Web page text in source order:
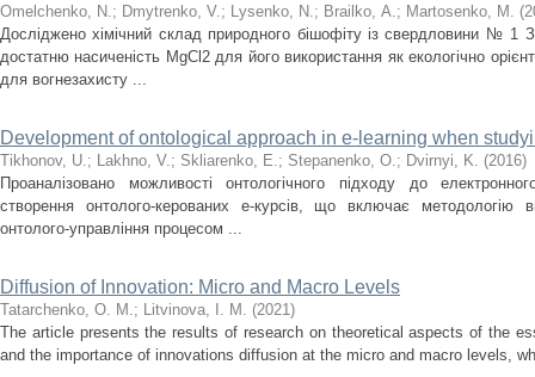
Omelchenko, N.; Dmytrenko, V.; Lysenko, N.; Brailko, А.; Martosenko, М. (
Досліджено хімічний склад природного бішофіту із свердловини № 1
достатню насиченість МgСl2 для його використання як екологічно
для вогнезахисту ...
Development of ontological approach in e-learning when
Tikhonov, U.; Lakhno, V.; Skliarenko, E.; Stepanenko, O.; Dvirnyi, K. (2016)
Проаналізовано можливості онтологічного підходу до
створення онтолого-керованих е-курсів, що включає методологію
онтолого-управління процесом ...
Diffusion of Innovation: Micro and Macro Levels
Tatarchenko, O. M.; Litvinova, I. M. (2021)
The article presents the results of research on theoretical aspects of the
and the importance of innovations diffusion at the micro and macro levels,